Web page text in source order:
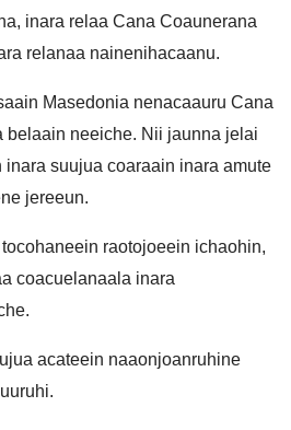
inara relaa Cana Coaunerana
relanaa nainenihacaanu.
Masedonia nenacaauru Cana
belaain neeiche. Nii jaunna jelai
suujua coaraain inara amute
jereeun.
raotojoeein ichaohin,
coacuelanaala inara
acateein naaonjoanruhine